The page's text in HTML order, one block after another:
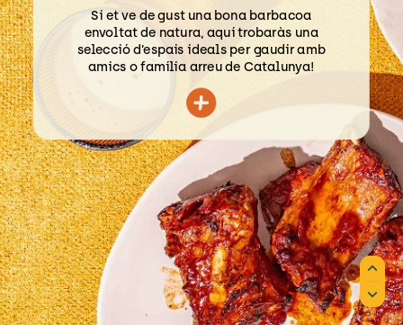
Si etve degust una bona barbacoa
envoltat de natura, aquítrobaràs una
selecció d’espais ideals per gaudiramb
amics ofamília arreu de Catalunya!